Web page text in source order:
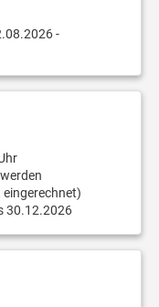
-
30.12.2026